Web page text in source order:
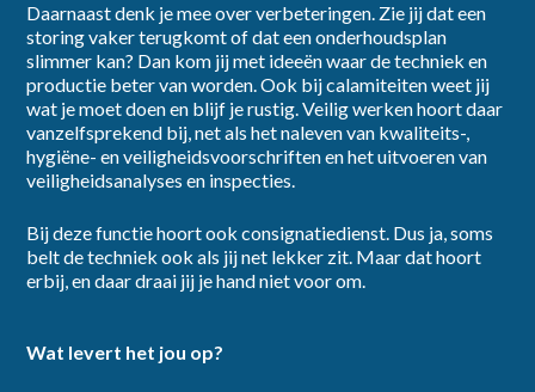
Daarnaast denk je mee over verbeteringen. Zie jij dat een
storing vaker terugkomt of dat een onderhoudsplan
slimmer kan? Dan kom jij met ideeën waar de techniek en
productie beter van worden. Ook bij calamiteiten weet jij
wat je moet doen en blijf je rustig. Veilig werken hoort daar
vanzelfsprekend bij, net als het naleven van kwaliteits-,
hygiëne- en veiligheidsvoorschriften en het uitvoeren van
veiligheidsanalyses en inspecties.
Bij deze functie hoort ook consignatiedienst. Dus ja, soms
belt de techniek ook als jij net lekker zit. Maar dat hoort
erbij, en daar draai jij je hand niet voor om.
Wat levert het jou op?